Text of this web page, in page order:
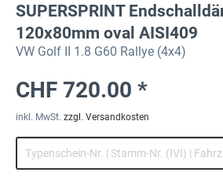
SUPERSPRINT
120x80mm oval AISI409
VW Golf II 1.8 G60 Rallye (4x4)
CHF 720.00 *
inkl. MwSt. zzgl. Versandkosten